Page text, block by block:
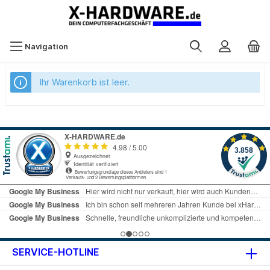
Navigation
Ihr Warenkorb ist leer.
SERVICE-HOTLINE